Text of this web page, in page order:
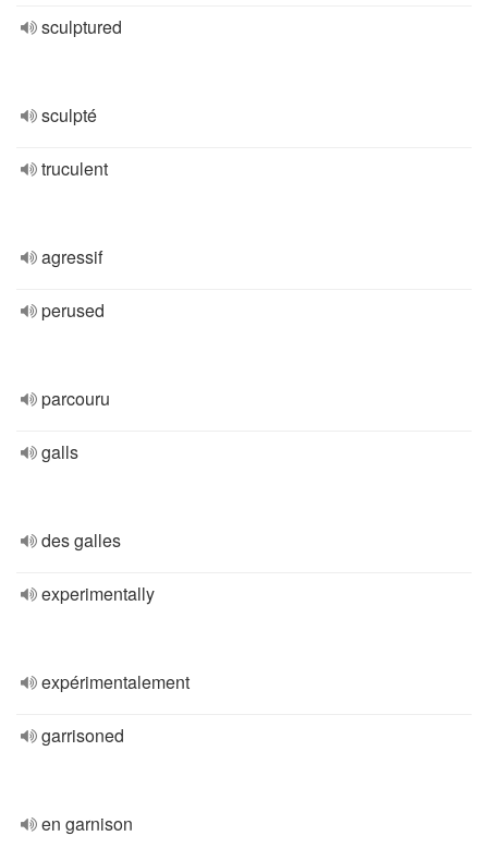
sculptured
sculpté
truculent
agressif
perused
parcouru
galls
des galles
experimentally
expérimentalement
garrisoned
en garnison